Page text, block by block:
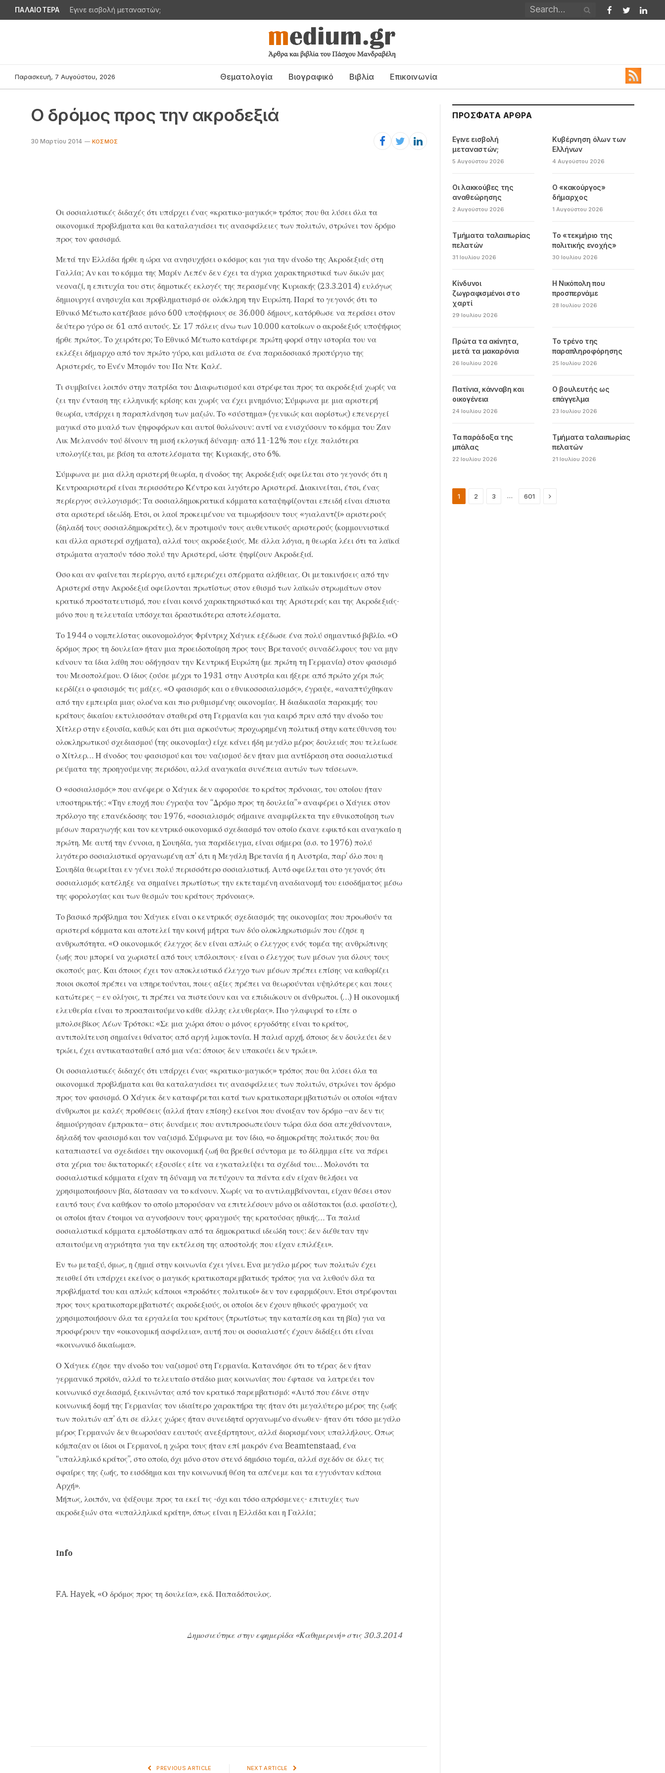
ΠΑΛΑΙΟΤΕΡΑ Εγινε εισβολή μεταναστών;
Facebook
Twitter
Παρασκευή, 7 Αυγούστου, 2026 Θεματολογία Βιογραφικό Βιβλία Επικοινωνία
Ο δρόμος προς την ακροδεξιά
30 Μαρτίου 2014 ΚΌΣΜΟΣ
Οι σοσιαλιστικές διδαχές ότι υπάρχει ένας «κρατικο-μαγικός» τρόπος που θα λύσει όλα τα
οικονομικά προβλήματα και θα καταλαγιάσει τις ανασφάλειες των πολιτών, στρώνει τον δρόμο
προς τον φασισμό.
Μετά την Ελλάδα ήρθε η ώρα να ανησυχήσει ο κόσμος και για την άνοδο της Ακροδεξιάς στη
Γαλλία; Αν και το κόμμα της Μαρίν Λεπέν δεν έχει τα άγρια χαρακτηριστικά των δικών μας
νεοναζί, η επιτυχία του στις δημοτικές εκλογές της περασμένης Κυριακής (23.3.2014) ευλόγως
δημιουργεί ανησυχία και προβληματισμό σε ολόκληρη την Ευρώπη. Παρά το γεγονός ότι το
Εθνικό Μέτωπο κατέβασε μόνο 600 υποψήφιους σε 36.000 δήμους, κατόρθωσε να περάσει στον
δεύτερο γύρο σε 61 από αυτούς. Σε 17 πόλεις άνω των 10.000 κατοίκων ο ακροδεξιός υποψήφιος
ήρθε πρώτος. Το χειρότερο; Το Εθνικό Μέτωπο κατάφερε πρώτη φορά στην ιστορία του να
εκλέξει δήμαρχο από τον πρώτο γύρο, και μάλιστα σε ένα παραδοσιακό προπύργιο της
Αριστεράς, το Ενέν Μπομόν του Πα Ντε Καλέ.
Τι συμβαίνει λοιπόν στην πατρίδα του Διαφωτισμού και στρέφεται προς τα ακροδεξιά χωρίς να
ζει την ένταση της ελληνικής κρίσης και χωρίς να έχει μνημόνιο; Σύμφωνα με μια αριστερή
θεωρία, υπάρχει η παραπλάνηση των μαζών. Το «σύστημα» (γενικώς και αορίστως) επενεργεί
μαγικά στο μυαλό των ψηφοφόρων και αυτοί θολώνουν: αντί να ενισχύσουν το κόμμα του Ζαν
Λικ Μελανσόν τού δίνουν τη μισή εκλογική δύναμη· από 11-12% που είχε παλιότερα
υπολογίζεται, με βάση τα αποτελέσματα της Κυριακής, στο 6%.
Σύμφωνα με μια άλλη αριστερή θεωρία, η άνοδος της Ακροδεξιάς οφείλεται στο γεγονός ότι η
Κεντροαριστερά είναι περισσότερο Κέντρο και λιγότερο Αριστερά. Διακινείται, έτσι, ένας
περίεργος συλλογισμός: Τα σοσιαλδημοκρατικά κόμματα καταψηφίζονται επειδή είναι άπιστα
στα αριστερά ιδεώδη. Ετσι, οι λαοί προκειμένου να τιμωρήσουν τους «γιαλαντζί» αριστερούς
(δηλαδή τους σοσιαλδημοκράτες), δεν προτιμούν τους αυθεντικούς αριστερούς (κομμουνιστικά
και άλλα αριστερά σχήματα), αλλά τους ακροδεξιούς. Με άλλα λόγια, η θεωρία λέει ότι τα λαϊκά
στρώματα αγαπούν τόσο πολύ την Αριστερά, ώστε ψηφίζουν Ακροδεξιά.
Οσο και αν φαίνεται περίεργο, αυτό εμπεριέχει σπέρματα αλήθειας. Οι μετακινήσεις από την
Αριστερά στην Ακροδεξιά οφείλονται πρωτίστως στον εθισμό των λαϊκών στρωμάτων στον
κρατικό προστατευτισμό, που είναι κοινό χαρακτηριστικό και της Αριστεράς και της Ακροδεξιάς·
μόνο που η τελευταία υπόσχεται δραστικότερα αποτελέσματα.
Το 1944 ο νομπελίστας οικονομολόγος Φρίντριχ Χάγιεκ εξέδωσε ένα πολύ σημαντικό βιβλίο. «Ο
δρόμος προς τη δουλεία» ήταν μια προειδοποίηση προς τους Βρετανούς συναδέλφους του να μην
κάνουν τα ίδια λάθη που οδήγησαν την Κεντρική Ευρώπη (με πρώτη τη Γερμανία) στον φασισμό
του Μεσοπολέμου. Ο ίδιος ζούσε μέχρι το 1931 στην Αυστρία και ήξερε από πρώτο χέρι πώς
κερδίζει ο φασισμός τις μάζες. «Ο φασισμός και ο εθνικοσοσιαλισμός», έγραψε, «αναπτύχθηκαν
από την εμπειρία μιας ολοένα και πιο ρυθμισμένης οικονομίας. Η διαδικασία παρακμής του
κράτους δικαίου εκτυλισσόταν σταθερά στη Γερμανία και για καιρό πριν από την άνοδο του
Χίτλερ στην εξουσία, καθώς και ότι μια αρκούντως προχωρημένη πολιτική στην κατεύθυνση του
ολοκληρωτικού σχεδιασμού (της οικονομίας) είχε κάνει ήδη μεγάλο μέρος δουλειάς που τελείωσε
ο Χίτλερ… Η άνοδος του φασισμού και του ναζισμού δεν ήταν μια αντίδραση στα σοσιαλιστικά
ρεύματα της προηγούμενης περιόδου, αλλά αναγκαία συνέπεια αυτών των τάσεων».
Ο «σοσιαλισμός» που ανέφερε ο Χάγιεκ δεν αφορούσε το κράτος πρόνοιας, του οποίου ήταν
υποστηρικτής: «Την εποχή που έγραψα τον “Δρόμο προς τη δουλεία”» αναφέρει ο Χάγιεκ στον
πρόλογο της επανέκδοσης του 1976, «σοσιαλισμός σήμαινε αναμφίλεκτα την εθνικοποίηση των
μέσων παραγωγής και τον κεντρικό οικονομικό σχεδιασμό τον οποίο έκανε εφικτό και αναγκαίο η
πρώτη. Με αυτή την έννοια, η Σουηδία, για παράδειγμα, είναι σήμερα (σ.σ. το 1976) πολύ
λιγότερο σοσιαλιστικά οργανωμένη απ’ ό,τι η Μεγάλη Βρετανία ή η Αυστρία, παρ’ όλο που η
Σουηδία θεωρείται εν γένει πολύ περισσότερο σοσιαλιστική. Αυτό οφείλεται στο γεγονός ότι
σοσιαλισμός κατέληξε να σημαίνει πρωτίστως την εκτεταμένη αναδιανομή του εισοδήματος μέσω
της φορολογίας και των θεσμών του κράτους πρόνοιας».
Το βασικό πρόβλημα του Χάγιεκ είναι ο κεντρικός σχεδιασμός της οικονομίας που προωθούν τα
αριστερά κόμματα και αποτελεί την κοινή μήτρα των δύο ολοκληρωτισμών που έζησε η
ανθρωπότητα. «Ο οικονομικός έλεγχος δεν είναι απλώς ο έλεγχος ενός τομέα της ανθρώπινης
ζωής που μπορεί να χωριστεί από τους υπόλοιπους· είναι ο έλεγχος των μέσων για όλους τους
σκοπούς μας. Και όποιος έχει τον αποκλειστικό έλεγχο των μέσων πρέπει επίσης να καθορίζει
ποιοι σκοποί πρέπει να υπηρετούνται, ποιες αξίες πρέπει να θεωρούνται υψηλότερες και ποιες
κατώτερες – εν ολίγοις, τι πρέπει να πιστεύουν και να επιδιώκουν οι άνθρωποι. (…) Η οικονομική
ελευθερία είναι το προαπαιτούμενο κάθε άλλης ελευθερίας». Πιο γλαφυρά το είπε ο
μπολσεβίκος Λέων Τρότσκι: «Σε μια χώρα όπου ο μόνος εργοδότης είναι το κράτος,
αντιπολίτευση σημαίνει θάνατος από αργή λιμοκτονία. Η παλιά αρχή, όποιος δεν δουλεύει δεν
τρώει, έχει αντικατασταθεί από μια νέα: όποιος δεν υπακούει δεν τρώει».
Οι σοσιαλιστικές διδαχές ότι υπάρχει ένας «κρατικο-μαγικός» τρόπος που θα λύσει όλα τα
οικονομικά προβλήματα και θα καταλαγιάσει τις ανασφάλειες των πολιτών, στρώνει τον δρόμο
προς τον φασισμό. Ο Χάγιεκ δεν καταφέρεται κατά των κρατικοπαρεμβατιστών οι οποίοι «ήταν
άνθρωποι με καλές προθέσεις (αλλά ήταν επίσης) εκείνοι που άνοιξαν τον δρόμο –αν δεν τις
δημιούργησαν έμπρακτα– στις δυνάμεις που αντιπροσωπεύουν τώρα όλα όσα απεχθάνονται»,
δηλαδή τον φασισμό και τον ναζισμό. Σύμφωνα με τον ίδιο, «ο δημοκράτης πολιτικός που θα
καταπιαστεί να σχεδιάσει την οικονομική ζωή θα βρεθεί σύντομα με το δίλημμα είτε να πάρει
στα χέρια του δικτατορικές εξουσίες είτε να εγκαταλείψει τα σχέδιά του… Μολονότι τα
σοσιαλιστικά κόμματα είχαν τη δύναμη να πετύχουν τα πάντα εάν είχαν θελήσει να
χρησιμοποιήσουν βία, δίστασαν να το κάνουν. Χωρίς να το αντιλαμβάνονται, είχαν θέσει στον
εαυτό τους ένα καθήκον το οποίο μπορούσαν να επιτελέσουν μόνο οι αδίστακτοι (σ.σ. φασίστες),
οι οποίοι ήταν έτοιμοι να αγνοήσουν τους φραγμούς της κρατούσας ηθικής… Τα παλιά
σοσιαλιστικά κόμματα εμποδίστηκαν από τα δημοκρατικά ιδεώδη τους: δεν διέθεταν την
απαιτούμενη αγριότητα για την εκτέλεση της αποστολής που είχαν επιλέξει».
Εν τω μεταξύ, όμως, η ζημιά στην κοινωνία έχει γίνει. Ενα μεγάλο μέρος των πολιτών έχει
πεισθεί ότι υπάρχει εκείνος ο μαγικός κρατικοπαρεμβατικός τρόπος για να λυθούν όλα τα
προβλήματά του και απλώς κάποιοι «προδότες πολιτικοί» δεν τον εφαρμόζουν. Ετσι στρέφονται
προς τους κρατικοπαρεμβατιστές ακροδεξιούς, οι οποίοι δεν έχουν ηθικούς φραγμούς να
χρησιμοποιήσουν όλα τα εργαλεία του κράτους (πρωτίστως την καταπίεση και τη βία) για να
προσφέρουν την «οικονομική ασφάλεια», αυτή που οι σοσιαλιστές έχουν διδάξει ότι είναι
«κοινωνικό δικαίωμα».
Ο Χάγιεκ έζησε την άνοδο του ναζισμού στη Γερμανία. Κατανόησε ότι το τέρας δεν ήταν
γερμανικό προϊόν, αλλά το τελευταίο στάδιο μιας κοινωνίας που έφτασε να λατρεύει τον
κοινωνικό σχεδιασμό, ξεκινώντας από τον κρατικό παρεμβατισμό: «Αυτό που έδινε στην
κοινωνική δομή της Γερμανίας τον ιδιαίτερο χαρακτήρα της ήταν ότι μεγαλύτερο μέρος της ζωής
των πολιτών απ’ ό,τι σε άλλες χώρες ήταν συνειδητά οργανωμένο άνωθεν· ήταν ότι τόσο μεγάλο
μέρος Γερμανών δεν θεωρούσαν εαυτούς ανεξάρτητους, αλλά διορισμένους υπαλλήλους. Οπως
κόμπαζαν οι ίδιοι οι Γερμανοί, η χώρα τους ήταν επί μακρόν ένα Beamtenstaad, ένα
“υπαλληλικό κράτος”, στο οποίο, όχι μόνο στον στενό δημόσιο τομέα, αλλά σχεδόν σε όλες τις
σφαίρες της ζωής, το εισόδημα και την κοινωνική θέση τα απένεμε και τα εγγυόνταν κάποια
Αρχή».
Μήπως, λοιπόν, να ψάξουμε προς τα εκεί τις -όχι και τόσο απρόσμενες- επιτυχίες των
ακροδεξιών στα «υπαλληλικά κράτη», όπως είναι η Ελλάδα και η Γαλλία;
Ιnfo
F.A. Hayek, «Ο δρόμος προς τη δουλεία», εκδ. Παπαδόπουλος.
Δημοσιεύτηκε στην εφημερίδα «Καθημερινή» στις 30.3.2014
PREVIOUS ARTICLE NEXT ARTICLE
ΠΡΌΣΦΑΤΑ ΆΡΘΡΑ
Εγινε εισβολή
μεταναστών;
5 Αυγούστου 2026
Κυβέρνηση όλων των
Ελλήνων
4 Αυγούστου 2026
Οι λακκούβες της
αναθεώρησης
2 Αυγούστου 2026
Ο «κακούργος»
δήμαρχος
1 Αυγούστου 2026
Τμήματα ταλαιπωρίας
πελατών
31 Ιουλίου 2026
Το «τεκμήριο της
πολιτικής ενοχής»
30 Ιουλίου 2026
Κίνδυνοι
ζωγραφισμένοι στο
χαρτί
29 Ιουλίου 2026
Η Νικόπολη που
προσπερνάμε
28 Ιουλίου 2026
Πρώτα τα ακίνητα,
μετά τα μακαρόνια
26 Ιουλίου 2026
Το τρένο της
παραπληροφόρησης
25 Ιουλίου 2026
Πατίνια, κάνναβη και
οικογένεια
24 Ιουλίου 2026
Ο βουλευτής ως
επάγγελμα
23 Ιουλίου 2026
Τα παράδοξα της
μπάλας
22 Ιουλίου 2026
Τμήματα ταλαιπωρίας
πελατών
21 Ιουλίου 2026
1 2 3 … 601 Next